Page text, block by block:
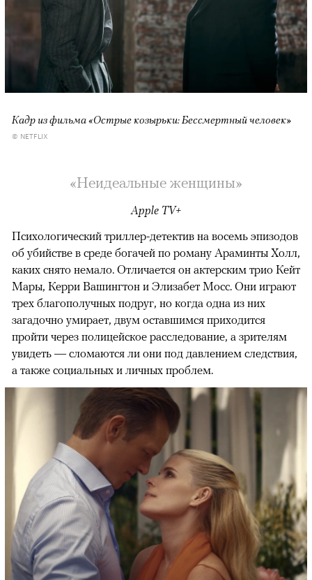
Кадр из фильма «Острые козырьки: Бессмертный человек»
© NETFLIX
«Неидеальные женщины»
Apple TV+
Психологический триллер-детектив на восемь эпизодов
об убийстве в среде богачей по роману Араминты Холл,
каких снято немало. Отличается он актерским трио Кейт
Мары, Керри Вашингтон и Элизабет Мосс. Они играют
трех благополучных подруг, но когда одна из них
загадочно умирает, двум оставшимся приходится
пройти через полицейское расследование, а зрителям
увидеть — сломаются ли они под давлением следствия,
а также социальных и личных проблем.